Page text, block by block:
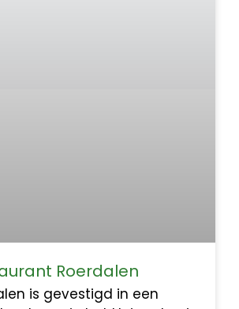
Roerdalen
is gevestigd in een